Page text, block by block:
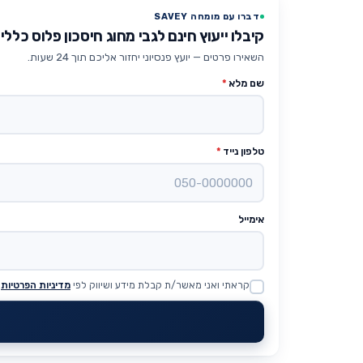
דברו עם מומחה SAVEY
קיבלו ייעוץ חינם לגבי מחוג חיסכון פלוס כללי
השאירו פרטים — יועץ פנסיוני יחזור אליכם תוך 24 שעות.
שם מלא *
טלפון נייד *
אימייל
Website
קראתי ואני מאשר/ת קבלת מידע ושיווק לפי מדיניות הפרטיות